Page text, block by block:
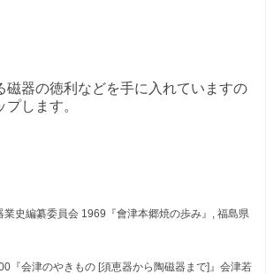
磁器の徳利などを手に入れていますの
します。
纂委員会 1969『會津本郷焼の歩み』, 福島県
津のやきもの [須恵器から陶磁器まで]』会津若